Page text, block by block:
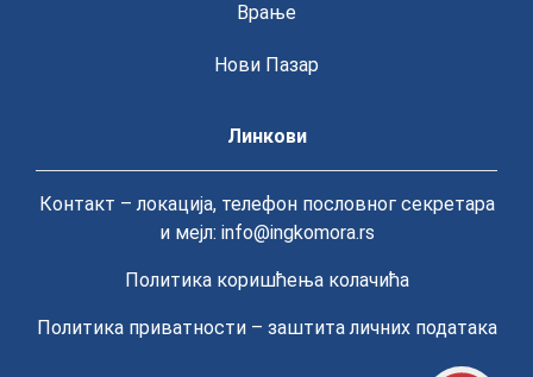
Врање
Нови Пазар
Линкови
Контакт – локација, телефон пословног секретара
и мејл: info@ingkomora.rs
Политика коришћења колачића
Политика приватности – заштита личних података